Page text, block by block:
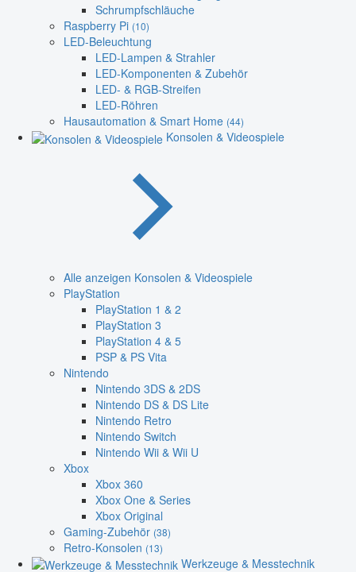
Schrumpfschläuche
Raspberry Pi (10)
LED-Beleuchtung
LED-Lampen & Strahler
LED-Komponenten & Zubehör
LED- & RGB-Streifen
LED-Röhren
Hausautomation & Smart Home (44)
Konsolen & Videospiele
Alle anzeigen Konsolen & Videospiele
PlayStation
PlayStation 1 & 2
PlayStation 3
PlayStation 4 & 5
PSP & PS Vita
Nintendo
Nintendo 3DS & 2DS
Nintendo DS & DS Lite
Nintendo Retro
Nintendo Switch
Nintendo Wii & Wii U
Xbox
Xbox 360
Xbox One & Series
Xbox Original
Gaming-Zubehör (38)
Retro-Konsolen (13)
Werkzeuge & Messtechnik